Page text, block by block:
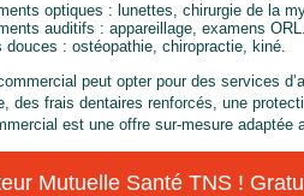
optiques : lunettes, chirurgie de la
auditifs : appareillage, examens ORL.
douces : ostéopathie, chiropractie, kiné.
peut opter pour des services
des frais dentaires renforcés, une
est une offre sur-mesure adaptée
Mutuelle Santé TNS !